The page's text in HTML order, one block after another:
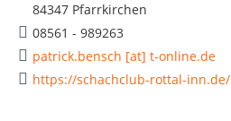
84347 Pfarrkirchen
08561 - 989263
patrick.bensch [at] t-online.de
https://schachclub-rottal-inn.de/